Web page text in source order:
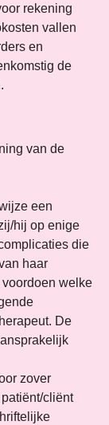
rekening
vallen
en
de
van de
een
hij op enige
die
haar
welke
De
zover
cliënt